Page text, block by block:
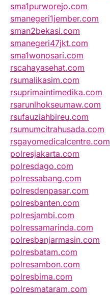
sma1purworejo.com
smanegeri1jember.com
sman2bekasi.com
smanegeri47jkt.com
sma1wonosari.com
rscahayasehat.com
rsumalikasim.com
rsuprimaintimedika.com
rsarunlhokseumaw.com
rsufauziahbireu.com
rsumumcitrahusada.com
rsgayomedicalcentre.com
polresjakarta.com
polresdago.com
polressabang.com
polresdenpasar.com
polresbanten.com
polresjambi.com
polressamarinda.com
polresbanjarmasin.com
polresbatam.com
polresambon.com
polresbima.com
polresmataram.com